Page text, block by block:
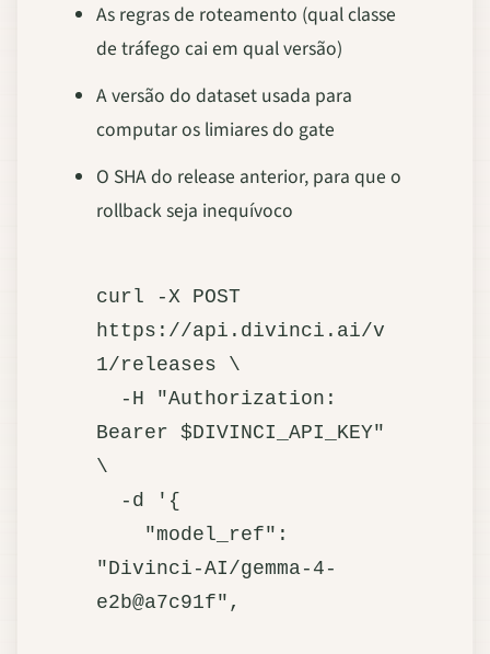
As regras de roteamento (qual classe
de tráfego cai em qual versão)
A versão do dataset usada para
computar os limiares do gate
O SHA do release anterior, para que o
rollback seja inequívoco
curl -X POST
https://api.divinci.ai/v
1/releases \
Bearer $DIVINCI_API_KEY"
\
"Divinci-AI/gemma-4-
e2b@a7c91f",